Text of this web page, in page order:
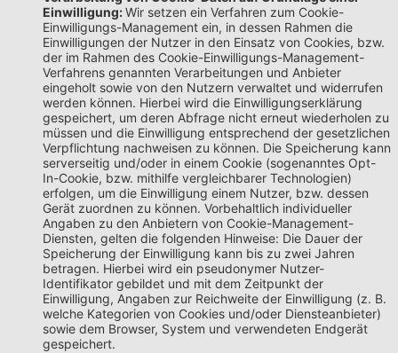
Einwilligung:Wir setzen ein Verfahren zum Cookie-
Einwilligungs-Management ein, in dessen Rahmen die
Einwilligungen der Nutzer in den Einsatz von Cookies, bzw.
der im Rahmen des Cookie-Einwilligungs-Management-
Verfahrens genannten Verarbeitungen und Anbieter
eingeholt sowie von den Nutzern verwaltet und widerrufen
werden können. Hierbei wird die Einwilligungserklärung
gespeichert, um deren Abfrage nicht erneut wiederholen zu
müssen und die Einwilligung entsprechend der gesetzlichen
Verpflichtung nachweisen zu können. Die Speicherung kann
serverseitig und/oder in einem Cookie (sogenanntes Opt-
In-Cookie, bzw. mithilfe vergleichbarer Technologien)
erfolgen, um die Einwilligung einem Nutzer, bzw. dessen
Gerät zuordnen zu können. Vorbehaltlich individueller
Angaben zu den Anbietern von Cookie-Management-
Diensten, gelten die folgenden Hinweise: Die Dauer der
Speicherung der Einwilligung kann bis zu zwei Jahren
betragen. Hierbei wird ein pseudonymer Nutzer-
Identifikator gebildet und mit dem Zeitpunkt der
Einwilligung, Angaben zur Reichweite der Einwilligung (z. B.
welche Kategorien von Cookies und/oder Diensteanbieter)
sowie dem Browser, System und verwendeten Endgerät
gespeichert.